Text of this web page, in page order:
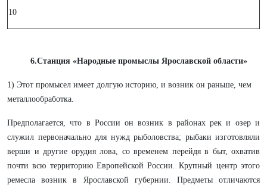
10
6.Станция «Народные промыслы Ярославской области»
1) Этот промысел имеет долгую историю, и возник он раньше, чем
металлообработка.
Предполагается, что в России он возник в районах рек и озер и
служил первоначально для нужд рыболовства; рыбаки изготовляли
верши и другие орудия лова, со временем перейдя в быт, охватив
почти всю территорию Европейской России. Крупный центр этого
ремесла возник в Ярославской губернии. Предметы отличаются